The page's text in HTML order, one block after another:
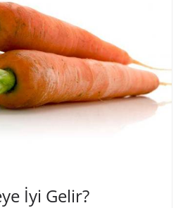
İyi Gelir?